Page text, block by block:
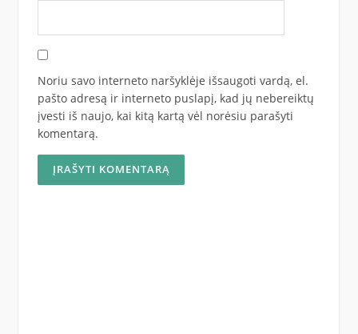
Noriu savo interneto naršyklėje išsaugoti vardą, el.
pašto adresą ir interneto puslapį, kad jų nebereiktų
įvesti iš naujo, kai kitą kartą vėl norėsiu parašyti
komentarą.